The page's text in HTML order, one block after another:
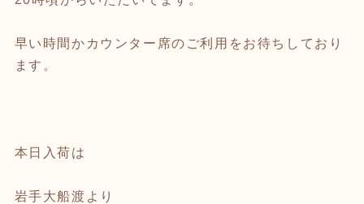
早い時間かカウンター席のご利用をお待ちしており
ます。
本日入荷は
岩手大船渡より